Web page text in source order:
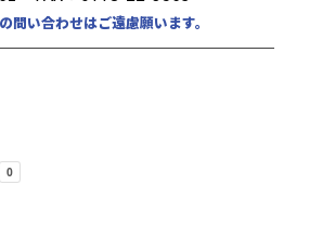
い合わせはご遠慮願います。